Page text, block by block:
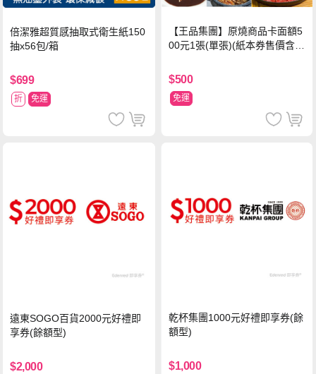
倍潔雅超質感抽取式衛生紙150
抽x56包/箱
$699
折 免運
【王品集團】原燒商品卡面額5
00元1張(單張)(紙本券售價含平
$500
免運
遠東SOGO百貨2000元好禮即
享券(餘額型)
$2,000
乾杯集團1000元好禮即享券(餘
額型)
$1,000